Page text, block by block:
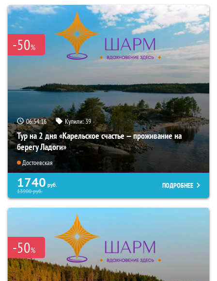
-50%
06:54:14 Купили:39
Тур на 2 дня «Карельское счастье — проживание на
берегу Ладоги»
Достоевская
1740 руб.
13900руб.
ПОДРОБНЕЕ
-50%